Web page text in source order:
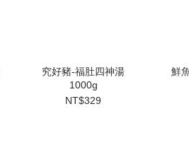
究好豬-福肚四神湯
1000g
NT$329
鮮